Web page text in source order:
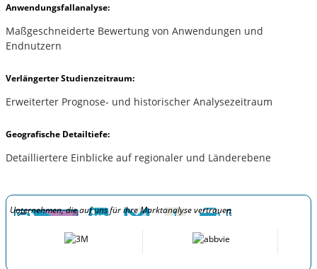
Anwendungsfallanalyse:
Maßgeschneiderte Bewertung von Anwendungen und
Endnutzern
Verlängerter Studienzeitraum:
Erweiterter Prognose- und historischer Analysezeitraum
Geografische Detailtiefe:
Detailliertere Einblicke auf regionaler und Länderebene
Unternehmen, die auf uns für ihre Marktanalyse vertrauen